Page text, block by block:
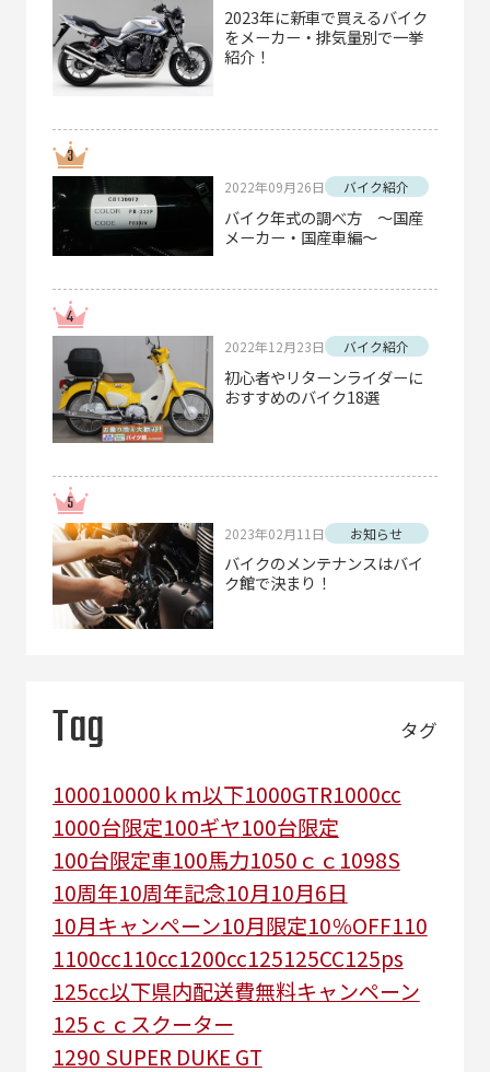
2023年に新車で買えるバイク
をメーカー・排気量別で一挙
紹介！
2022年09月26日 バイク紹介
バイク年式の調べ方 ～国産
メーカー・国産車編～
2022年12月23日 バイク紹介
初心者やリターンライダーに
おすすめのバイク18選
2023年02月11日 お知らせ
バイクのメンテナンスはバイ
ク館で決まり！
Tag タグ
100010000ｋｍ以下1000GTR1000cc
1000台限定100ギヤ100台限定
100台限定車100馬力1050ｃｃ 1098S
10周年10周年記念10月10月6日
10月キャンペーン10月限定10％OFF110
1100cc110cc1200cc125125CC125ps
125㏄以下県内配送費無料キャンペーン
125ｃｃスクーター
1290 SUPER DUKE GT